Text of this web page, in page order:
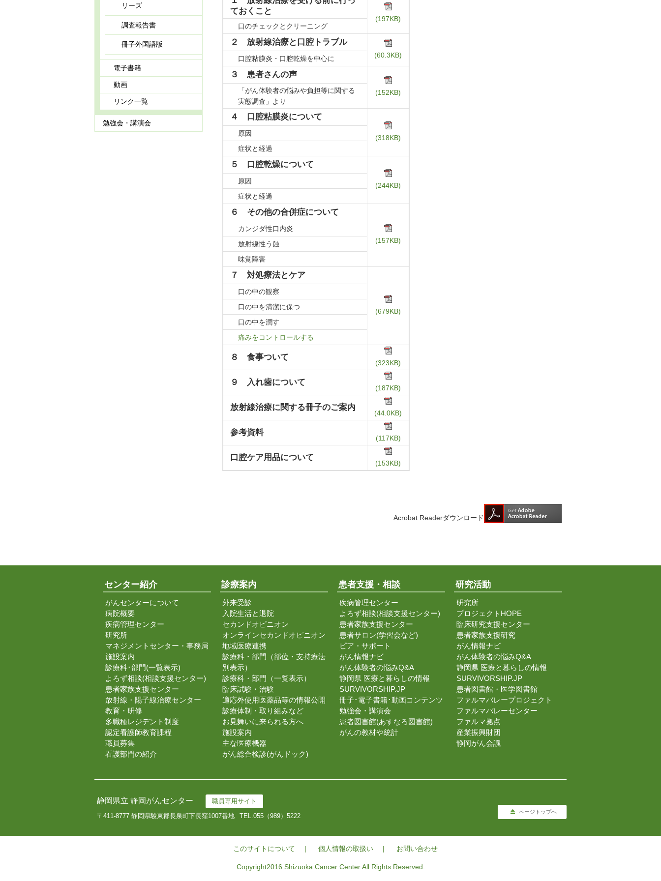
ておくこと
(197KB)
口のチェックとクリーニング
２ 放射線治療と口腔トラブル
(60.3KB)
口腔粘膜炎・口腔乾燥を中心に
３ 患者さんの声
(152KB)
「がん体験者の悩みや負担等に関する
実態調査」より
４ 口腔粘膜炎について
(318KB)
原因
症状と経過
５ 口腔乾燥について
(244KB)
原因
症状と経過
６ その他の合併症について
(157KB)
カンジダ性口内炎
放射線性う蝕
味覚障害
７ 対処療法とケア
(679KB)
口の中の観察
口の中を清潔に保つ
口の中を潤す
痛みをコントロールする
８ 食事ついて
(323KB)
９ 入れ歯について
(187KB)
放射線治療に関する冊子のご案内
(44.0KB)
参考資料
(117KB)
口腔ケア用品について
(153KB)
Acrobat Readerダウンロード
リーズ
調査報告書
冊子外国語版
電子書籍
動画
リンク一覧
勉強会・講演会
センター紹介
がんセンターについて
病院概要
疾病管理センター
研究所
マネジメントセンター・事務局
施設案内
診療科･部門(一覧表示)
よろず相談(相談支援センター)
患者家族支援センター
放射線・陽子線治療センター
教育・研修
多職種レジデント制度
認定看護師教育課程
職員募集
看護部門の紹介
診療案内
外来受診
入院生活と退院
セカンドオピニオン
オンラインセカンドオピニオン
地域医療連携
診療科・部門（部位・支持療法
別表示）
診療科・部門（一覧表示）
臨床試験・治験
適応外使用医薬品等の情報公開
診療体制・取り組みなど
お見舞いに来られる方へ
施設案内
主な医療機器
がん総合検診(がんドック)
患者支援・相談
疾病管理センター
よろず相談(相談支援センター)
患者家族支援センター
患者サロン(学習会など)
ピア・サポート
がん情報ナビ
がん体験者の悩みQ&A
静岡県 医療と暮らしの情報
SURVIVORSHIP.JP
冊子･電子書籍･動画コンテンツ
勉強会・講演会
患者図書館(あすなろ図書館)
がんの教材や統計
研究活動
研究所
プロジェクトHOPE
臨床研究支援センター
患者家族支援研究
がん情報ナビ
がん体験者の悩みQ&A
静岡県 医療と暮らしの情報
SURVIVORSHIP.JP
患者図書館・医学図書館
ファルマバレープロジェクト
ファルマバレーセンター
ファルマ拠点
産業振興財団
静岡がん会議
静岡県立 静岡がんセンター 職員専用サイト
〒411-8777 静岡県駿東郡長泉町下長窪1007番地 TEL.055（989）5222
ページトップへ
このサイトについて 個人情報の取扱い お問い合わせ
Copyright2016 Shizuoka Cancer Center All Rights Reserved.